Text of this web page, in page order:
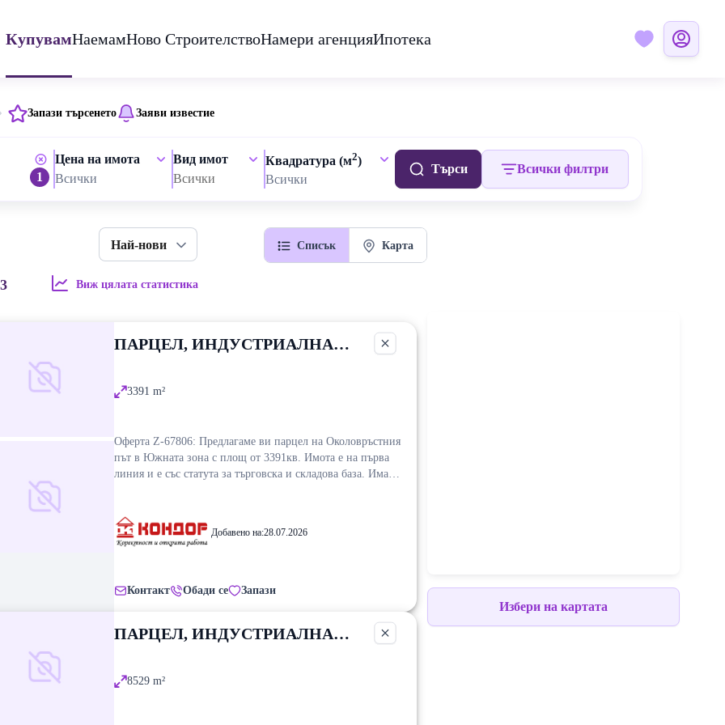
КупувамНаемамНово СтроителствоНамери агенцияИпотека
Запази търсенето Заяви известие
1
Цена на имота
Всички
Вид имот
Всички
Квадратура (м2)
Всички
Търси Всички филтри
Най-нови Списък Карта
Виж цялата статистика
ПАРЦЕЛ, ИНДУСТРИАЛНА
3391 m²
Оферта Z-67806: Предлагаме ви парцел на Околовръстния
път в Южната зона с площ от 3391кв. Имота е на първа
линия и е със статута за търговска и складова база. Има
НА https://www.kondorimoti.com/ С ЕЖЕДНЕВНА
АКТУАЛИЗАЦИЯ! Добавено на:28.07.2026
Контакт Обади се Запази
ПАРЦЕЛ, ИНДУСТРИАЛНА
8529 m²
Избери на картата